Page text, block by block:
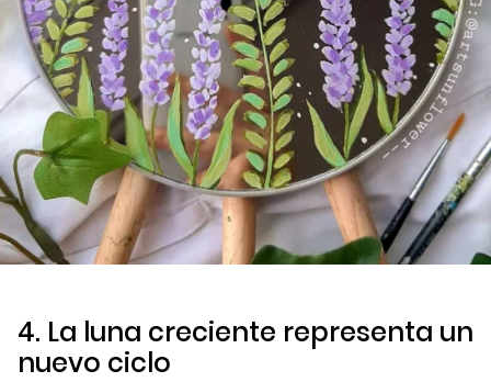
4. La luna creciente representa un
nuevo ciclo